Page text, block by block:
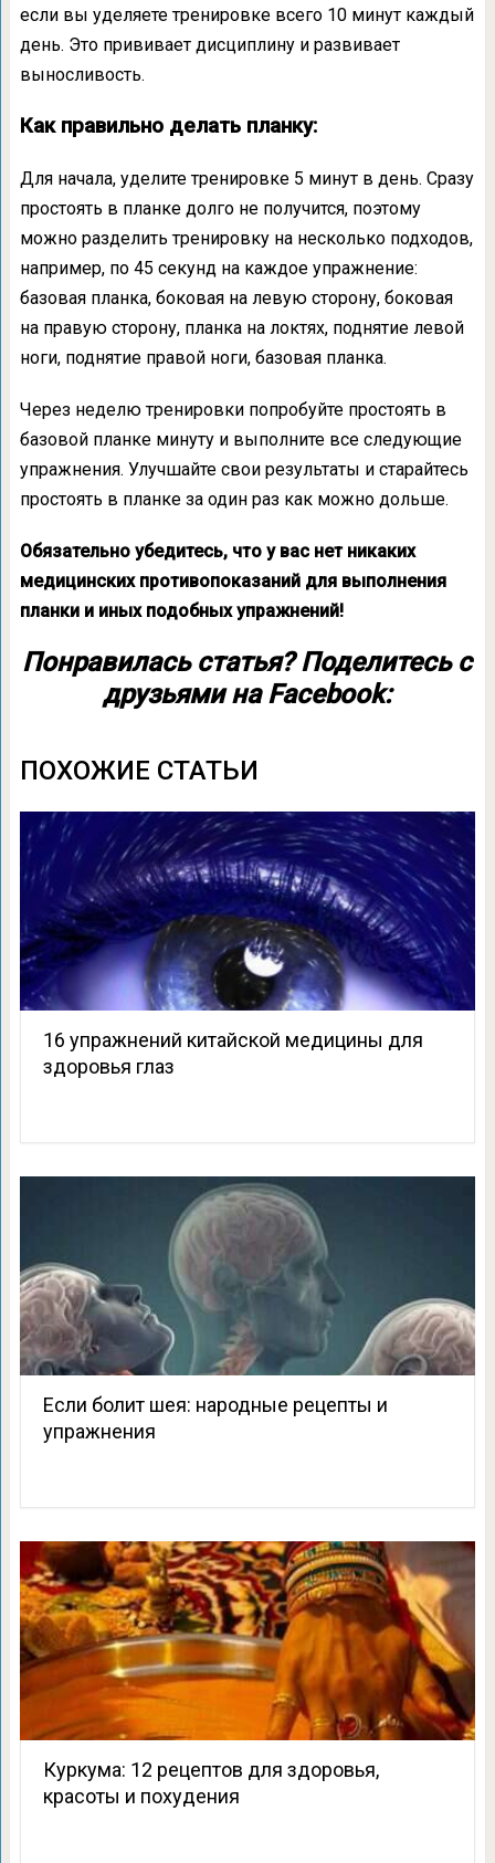
если вы уделяете тренировке всего 10 минут каждый
день. Это прививает дисциплину и развивает
выносливость.
Как правильно делать планку:
Для начала, уделите тренировке 5 минут в день. Сразу
простоять в планке долго не получится, поэтому
можно разделить тренировку на несколько подходов,
например, по 45 секунд на каждое упражнение:
базовая планка, боковая на левую сторону, боковая
на правую сторону, планка на локтях, поднятие левой
ноги, поднятие правой ноги, базовая планка.
Через неделю тренировки попробуйте простоять в
базовой планке минуту и выполните все следующие
упражнения. Улучшайте свои результаты и старайтесь
простоять в планке за один раз как можно дольше.
Обязательно убедитесь, что у вас нет никаких
медицинских противопоказаний для выполнения
планки и иных подобных упражнений!
Понравилась статья? Поделитесь с
друзьями на Facebook:
ПОХОЖИЕ СТАТЬИ
16 упражнений китайской медицины для
здоровья глаз
Если болит шея: народные рецепты и
упражнения
Куркума: 12 рецептов для здоровья,
красоты и похудения